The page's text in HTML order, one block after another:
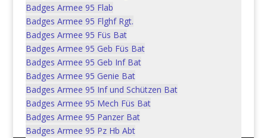
Badges Armee 95 Flab
Badges Armee 95 Flghf Rgt.
Badges Armee 95 Füs Bat
Badges Armee 95 Geb Füs Bat
Badges Armee 95 Geb Inf Bat
Badges Armee 95 Genie Bat
Badges Armee 95 Inf und Schützen Bat
Badges Armee 95 Mech Füs Bat
Badges Armee 95 Panzer Bat
Badges Armee 95 Pz Hb Abt
Pz Hb Abt 23 *
CHF5.00
In den Warenkorb
Pz Hb Abt 48 *
CHF5.00
In den Warenkorb
1 2 →